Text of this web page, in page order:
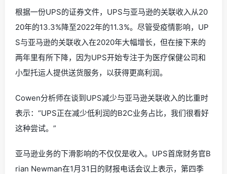
根据一份UPS的证券文件，UPS与亚马逊的关联收入从20
20年的13.3%降至2022年的11.3%。尽管受疫情影响，UP
S与亚马逊的关联收入在2020年大幅增长，但在接下来的
两年里有所下降，因为UPS开始专注于为医疗保健公司和
小型托运人提供送货服务，以获得更高利润。
Cowen分析师在谈到UPS减少与亚马逊关联收入的比重时
表示：“UPS正在减少低利润的B2C业务占比，我们很看好
这种尝试。”
亚马逊业务的下滑影响的不仅仅是收入。UPS首席财务官B
rian Newman在1月31日的财报电话会议上表示，第四季